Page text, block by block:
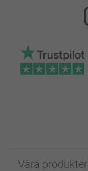
Våra produkter